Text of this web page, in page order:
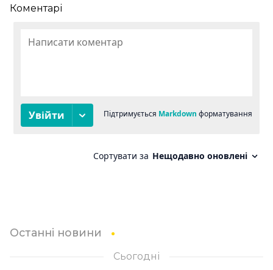
Коментарі
Останні новини
Сьогодні